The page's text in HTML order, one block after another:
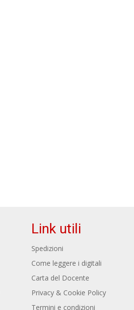
Link utili
Spedizioni
Come leggere i digitali
Carta del Docente
Privacy & Cookie Policy
Termini e condizioni